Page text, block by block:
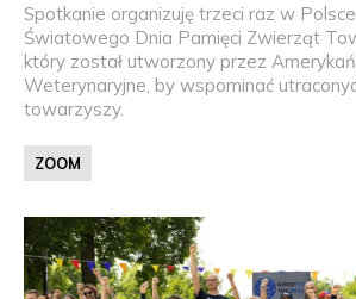
Spotkanie organizuję trzeci raz w
Światowego Dnia Pamięci Zwierząt
który został utworzony przez
Weterynaryjne, by wspominać
towarzyszy.
ZOOM